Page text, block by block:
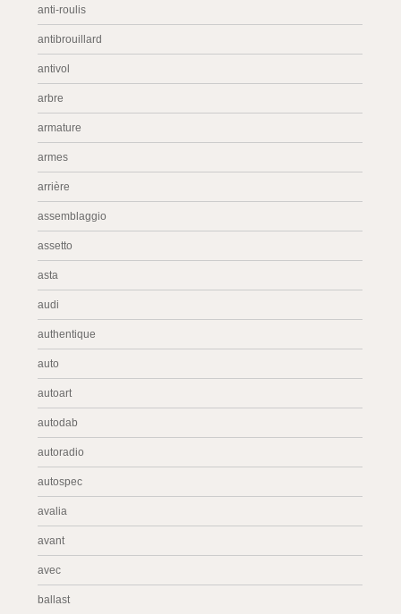
anti-roulis
antibrouillard
antivol
arbre
armature
armes
arrière
assemblaggio
assetto
asta
audi
authentique
auto
autoart
autodab
autoradio
autospec
avalia
avant
avec
ballast